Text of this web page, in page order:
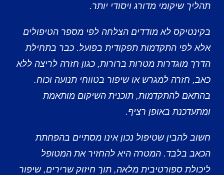
תהליך שיקומי מדורג ויסודי יותר.
בקינטיקס לא מודדים הצלחה לפי מספר הטיפולים
אלא לפי התקדמות תפקודית בפועל. כבר בתחילת
הדרך מוגדרות מטרות ברורות, כגון חזרה לריצה ללא
כאב, חזרה למגרש או שיפור בטווחי תנועה וכוח.
בהתאם להתקדמות, תוכנית השיקום מותאמת
ומתעדכנת באופן רציף.
חשוב להבין שטיפול נכון אינו מסתיים בהפחתת
הכאב בלבד. המטרה היא להחזיר את המטופל
ליכולת ספורטיבית מלאה, תוך חיזוק שרירים, שיפור